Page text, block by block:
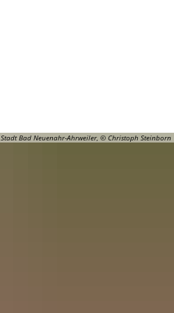
Stadt Bad Neuenahr-Ahrweiler, © Christoph Steinborn